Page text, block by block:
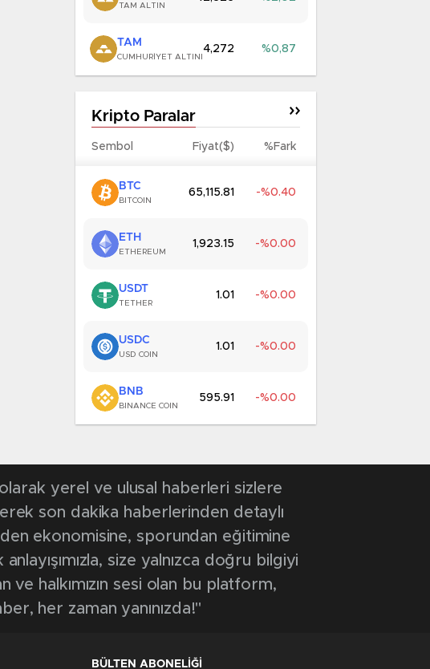
TAM ALTIN
TAM
CUMHURIYET ALTINI
4,272 0,87
Kripto Paralar
Sembol Fiyat($) %Fark
BTC
BITCOIN
65,115.81 0.40
ETH
ETHEREUM
1,923.15 0.00
USDT
TETHER
1.01 0.00
USDC
USD COIN
1.01 0.00
BNB
BINANCE COIN
595.91 0.00
yerel ve ulusal haberleri sizlere
son dakika haberlerinden detaylı
ekonomisine, sporundan eğitimine
size yalnızca doğru bilgiyi
halkımızın sesi olan bu platform,
her zaman yanınızda!"
BÜLTEN ABONELİĞİ